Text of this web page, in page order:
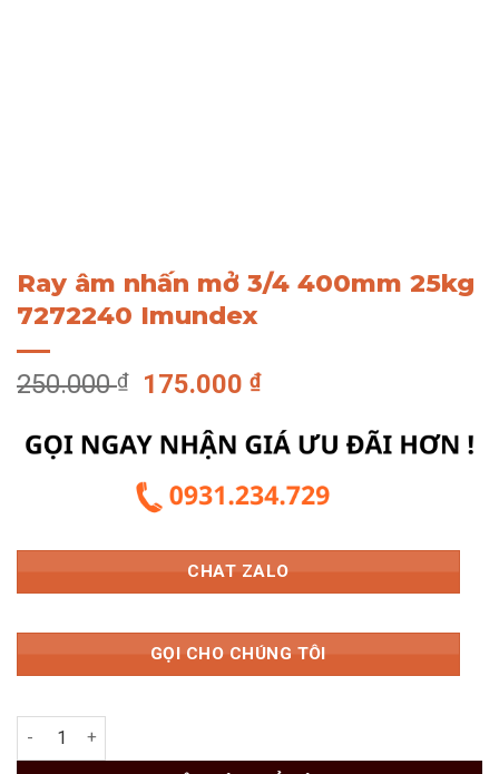
Ray âm nhấn mở 3/4 400mm 25kg
7272240 Imundex
250.000₫
Giá
là:
250.000 ₫.
175.000₫Giá
tại
là:
175.000 ₫.
CHAT ZALO
GỌI CHO CHÚNG TÔI
Ray âm nhấn mở 3/4 400mm 25kg 7272240 Imundex số lượng